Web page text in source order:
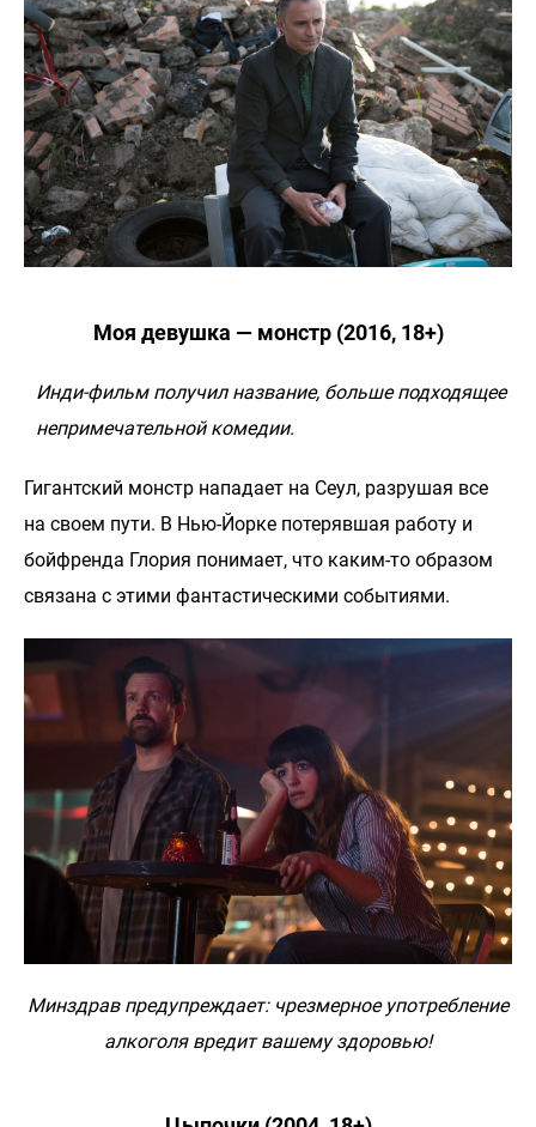
Моя девушка — монстр (2016, 18+)
Инди-фильм получил название, больше подходящее
непримечательной комедии.
Гигантский монстр нападает на Сеул, разрушая все
на своем пути. В Нью-Йорке потерявшая работу и
бойфренда Глория понимает, что каким-то образом
связана с этими фантастическими событиями.
Минздрав предупреждает: чрезмерное употребление
алкоголя вредит вашему здоровью!